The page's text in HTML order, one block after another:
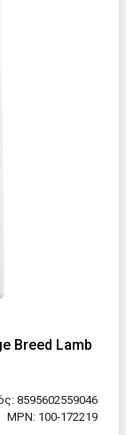
Breed Lamb
8595602559046
MPN: 100-172219